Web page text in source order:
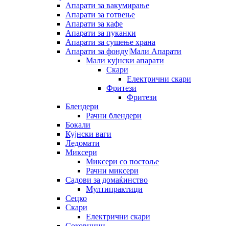
Апарати за вакумирање
Апарати за готвење
Апарати за кафе
Апарати за пуканки
Апарати за сушење храна
Апарати за фонду|Мали Апарати
Мали кујнски апарати
Скари
Електрични скари
Фритези
Фритези
Блендери
Рачни блендери
Бокали
Кујнски ваги
Ледомати
Миксери
Миксери со постоље
Рачни миксери
Садови за домаќинство
Мултипрактици
Сецко
Скари
Електрични скари